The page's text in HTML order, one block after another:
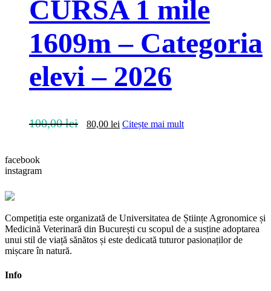
CURSA 1 mile
1609m – Categoria
elevi – 2026
100,00lei
Prețul
inițial
80,00 lei Prețul
curent
Citește mai mult
facebook
instagram
Competiția este organizată de Universitatea de Științe Agronomice și
Medicină Veterinară din București cu scopul de a susține adoptarea
unui stil de viață sănătos și este dedicată tuturor pasionaților de
mișcare în natură.
Info